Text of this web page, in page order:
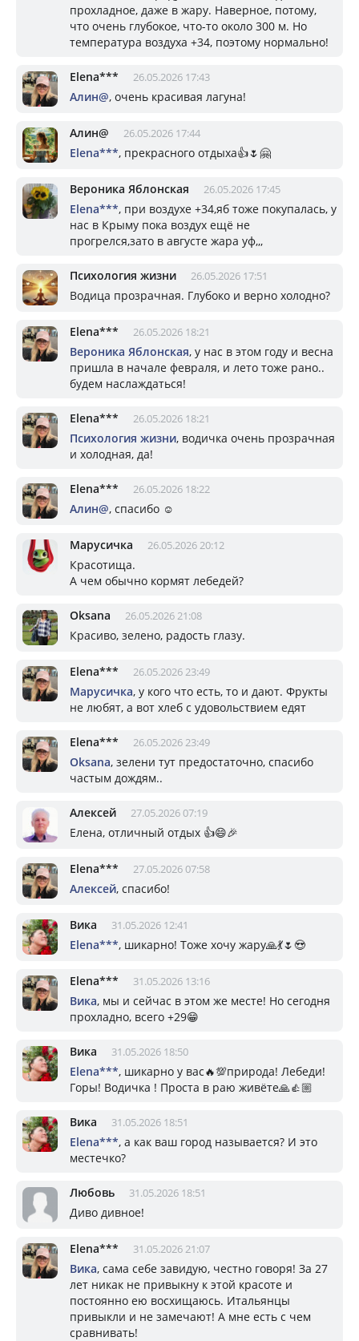
прохладное, даже в жару. Наверное, потому,
что очень глубокое, что-то около 300 м. Но
температура воздуха +34, поэтому нормально!
Elena*** 26.05.2026 17:43
Алин@, очень красивая лагуна!
Алин@ 26.05.2026 17:44
Elena***, прекрасного отдыха👍🌷🤗
Вероника Яблонская 26.05.2026 17:45
Elena***, при воздухе +34,яб тоже покупалась, у
нас в Крыму пока воздух ещё не
прогрелся,зато в августе жара уф,,,
Психология жизни 26.05.2026 17:51
Водица прозрачная. Глубоко и верно холодно?
Elena*** 26.05.2026 18:21
Вероника Яблонская, у нас в этом году и весна
пришла в начале февраля, и лето тоже рано..
будем наслаждаться!
Elena*** 26.05.2026 18:21
Психология жизни, водичка очень прозрачная
и холодная, да!
Elena*** 26.05.2026 18:22
Алин@, спасибо ☺️
Марусичка 26.05.2026 20:12
Красотища.
А чем обычно кормят лебедей?
Oksana 26.05.2026 21:08
Красиво, зелено, радость глазу.
Elena*** 26.05.2026 23:49
Марусичка, у кого что есть, то и дают. Фрукты
не любят, а вот хлеб с удовольствием едят
Elena*** 26.05.2026 23:49
Oksana, зелени тут предостаточно, спасибо
частым дождям..
Алексей 27.05.2026 07:19
Елена, отличный отдых 👍😄🎉
Elena*** 27.05.2026 07:58
Алексей, спасибо!
Вика 31.05.2026 12:41
Elena***, шикарно! Тоже хочу жару🙏💃🌷😍
Elena*** 31.05.2026 13:16
Вика, мы и сейчас в этом же месте! Но сегодня
прохладно, всего +29😁
Вика 31.05.2026 18:50
Elena***, шикарно у вас🔥💯природа! Лебеди!
Горы! Водичка ! Проста в раю живёте🙏👍🏼
Вика 31.05.2026 18:51
Elena***, а как ваш город называется? И это
местечко?
Любовь 31.05.2026 18:51
Диво дивное!
Elena*** 31.05.2026 21:07
Вика, сама себе завидую, честно говоря! За 27
лет никак не привыкну к этой красоте и
постоянно ею восхищаюсь. Итальянцы
привыкли и не замечают! А мне есть с чем
сравнивать!